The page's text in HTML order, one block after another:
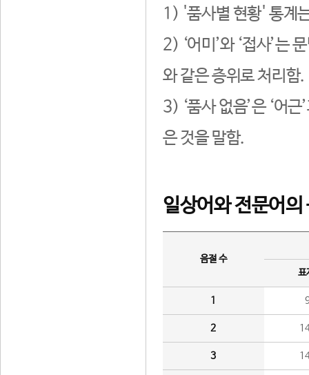
1) '품사별 현황' 통계
2) ‘어미’와 ‘접사’는
와 같은 층위로 처리함.
3) ‘품사 없음’은 ‘어
은 것을 말함.
일상어와 전문어의
음절 수
표
1
2
3